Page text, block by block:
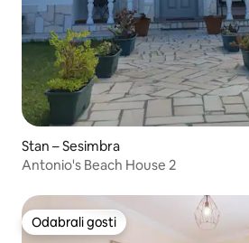
Stan – Sesimbra
Antonio's Beach House 2
Odabrali gosti
Odabrali gosti